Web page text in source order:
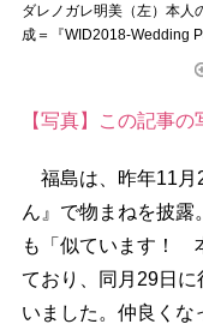
ダレノガレ明美（左）本人
成＝『WID2018-Wedding
【写真】この記事の
福島は、昨年11月
ん』で物まねを披露
も「似ています！
ており、同月29日
いました。仲良くな